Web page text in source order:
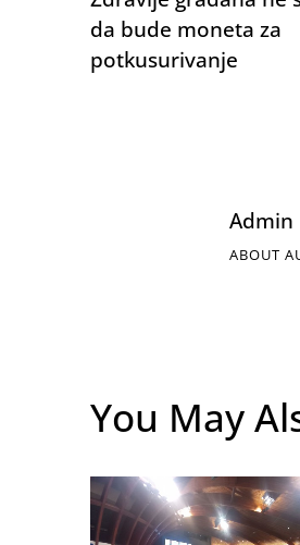
da bude moneta za
potkusurivanje
ABOUT
You May